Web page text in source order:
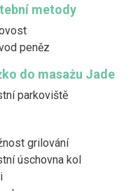
metody
peněz
do masażu Jade
parkoviště
grilování
úschovna kol